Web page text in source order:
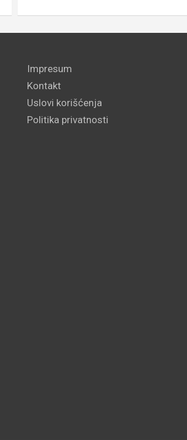
Impresum
Kontakt
Uslovi korišćenja
Politika privatnosti